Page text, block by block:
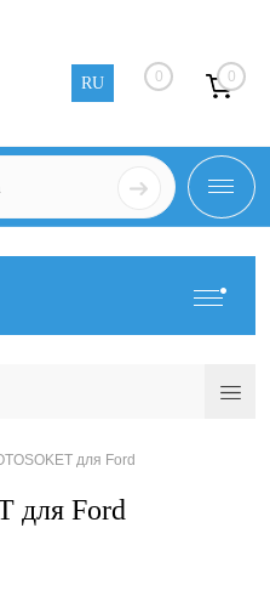
RU 0 0
для Ford
для Ford